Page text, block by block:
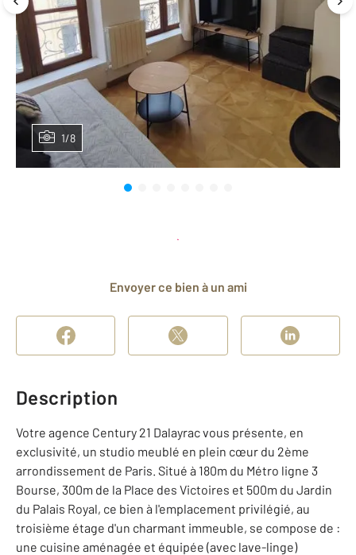
1/8
Envoyer ce bien à un ami
Description
Votre agence Century 21 Dalayrac vous présente, en
exclusivité, un studio meublé en plein cœur du 2ème
arrondissement de Paris. Situé à 180m du Métro ligne 3
Bourse, 300m de la Place des Victoires et 500m du Jardin
du Palais Royal, ce bien à l'emplacement privilégié, au
troisième étage d'un charmant immeuble, se compose de :
une cuisine aménagée et équipée (avec lave-linge)